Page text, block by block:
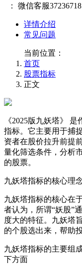
： 微信客服
详情介绍
常见问题
当前位置：
首页
股票指标
正文
《2025版九妖塔》
指标。它主要用于捕
资者在股价拉升前提
量化筛选条件，分析
的股票。
九妖塔指标的核心理
九妖塔指标的核心在
者认为，所谓“妖股”
度大的特征。九妖塔
的个股选出来，帮助
九妖塔指标的主要组
下方面